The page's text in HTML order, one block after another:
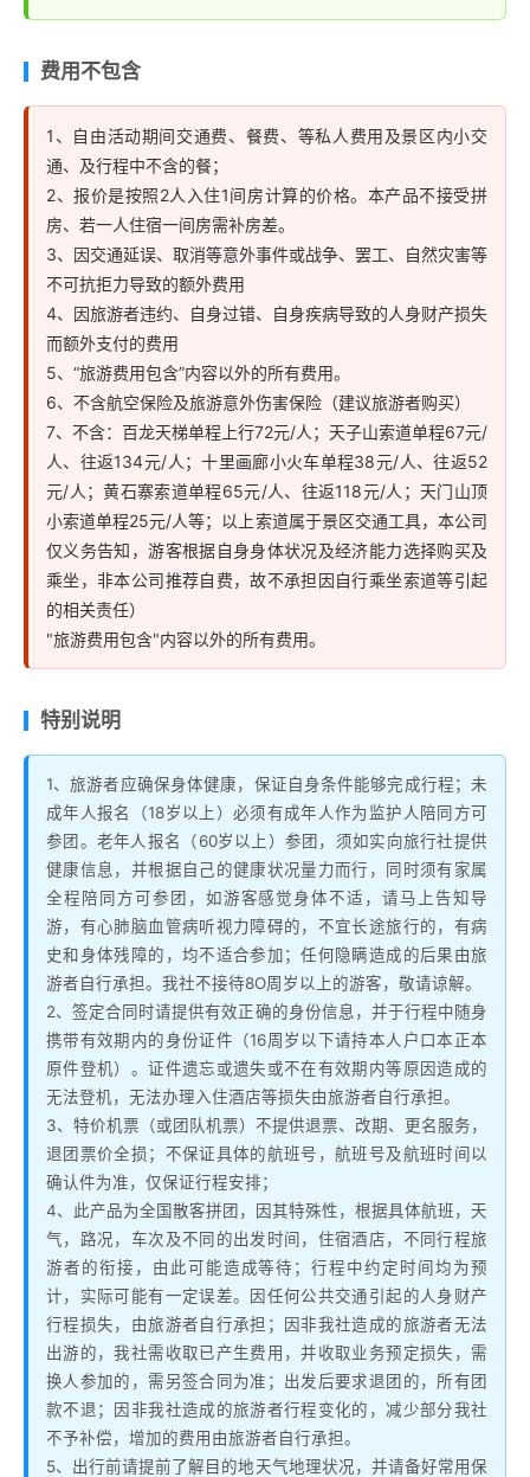
费用不包含
1、自由活动期间交通费、餐费、等私人费用及景区内小交
通、及行程中不含的餐；
2、报价是按照2人入住1间房计算的价格。本产品不接受拼
房、若一人住宿一间房需补房差。
3、因交通延误、取消等意外事件或战争、罢工、自然灾害等
不可抗拒力导致的额外费用
4、因旅游者违约、自身过错、自身疾病导致的人身财产损失
而额外支付的费用
5、“旅游费用包含”内容以外的所有费用。
6、不含航空保险及旅游意外伤害保险（建议旅游者购买）
7、不含：百龙天梯单程上行72元/人；天子山索道单程67元/
人、往返134元/人；十里画廊小火车单程38元/人、往返52
元/人；黄石寨索道单程65元/人、往返118元/人；天门山顶
小索道单程25元/人等；以上索道属于景区交通工具，本公司
仅义务告知，游客根据自身身体状况及经济能力选择购买及
乘坐，非本公司推荐自费，故不承担因自行乘坐索道等引起
的相关责任）
"旅游费用包含"内容以外的所有费用。
特别说明
1、旅游者应确保身体健康，保证自身条件能够完成行程；未
成年人报名（18岁以上）必须有成年人作为监护人陪同方可
参团。老年人报名（60岁以上）参团，须如实向旅行社提供
健康信息，并根据自己的健康状况量力而行，同时须有家属
全程陪同方可参团，如游客感觉身体不适，请马上告知导
游，有心肺脑血管病听视力障碍的，不宜长途旅行的，有病
史和身体残障的，均不适合参加；任何隐瞒造成的后果由旅
游者自行承担。我社不接待8O周岁以上的游客，敬请谅解。
2、签定合同时请提供有效正确的身份信息，并于行程中随身
携带有效期内的身份证件（16周岁以下请持本人户口本正本
原件登机）。证件遗忘或遗失或不在有效期内等原因造成的
无法登机，无法办理入住酒店等损失由旅游者自行承担。
3、特价机票（或团队机票）不提供退票、改期、更名服务，
退团票价全损；不保证具体的航班号，航班号及航班时间以
确认件为准，仅保证行程安排；
4、此产品为全国散客拼团，因其特殊性，根据具体航班，天
气，路况，车次及不同的出发时间，住宿酒店，不同行程旅
游者的衔接，由此可能造成等待；行程中约定时间均为预
计，实际可能有一定误差。因任何公共交通引起的人身财产
行程损失，由旅游者自行承担；因非我社造成的旅游者无法
出游的，我社需收取已产生费用，并收取业务预定损失，需
换人参加的，需另签合同为准；出发后要求退团的，所有团
款不退；因非我社造成的旅游者行程变化的，减少部分我社
不予补偿，增加的费用由旅游者自行承担。
5、出行前请提前了解目的地天气地理状况，并请备好常用保